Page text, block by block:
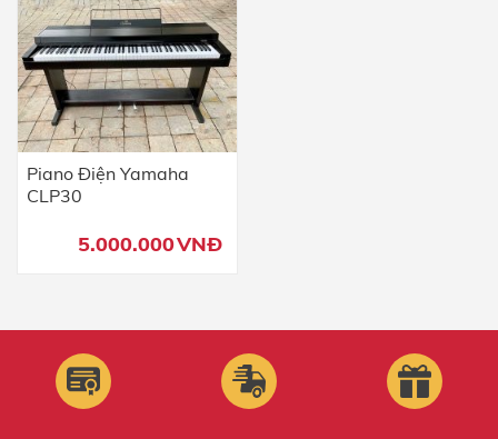
Piano Điện Yamaha
CLP30
5.000.000VNĐ